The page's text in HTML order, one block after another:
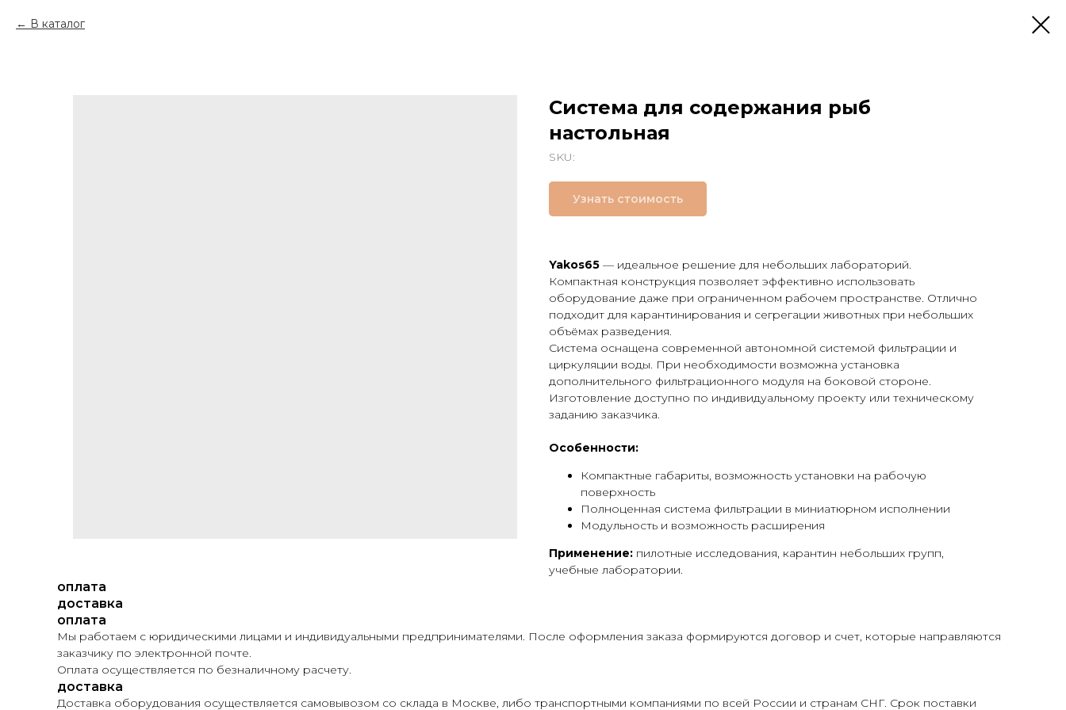
В каталог
Система для содержания рыб
настольная
SKU:
Узнать стоимость
Yakos65 — идеальное решение для небольших лабораторий.
Компактная конструкция позволяет эффективно использовать
оборудование даже при ограниченном рабочем пространстве. Отлично
подходит для карантинирования и сегрегации животных при небольших
объёмах разведения.
Система оснащена современной автономной системой фильтрации и
циркуляции воды. При необходимости возможна установка
дополнительного фильтрационного модуля на боковой стороне.
Изготовление доступно по индивидуальному проекту или техническому
заданию заказчика.
Особенности:
Компактные габариты, возможность установки на рабочую
поверхность
Полноценная система фильтрации в миниатюрном исполнении
Модульность и возможность расширения
Применение: пилотные исследования, карантин небольших групп,
учебные лаборатории.
оплата
доставка
оплата
Мы работаем с юридическими лицами и индивидуальными предпринимателями. После оформления заказа формируются договор и счет, которые направляются
заказчику по электронной почте.
Оплата осуществляется по безналичному расчету.
доставка
Доставка оборудования осуществляется самовывозом со склада в Москве, либо транспортными компаниями по всей России и странам СНГ. Срок поставки